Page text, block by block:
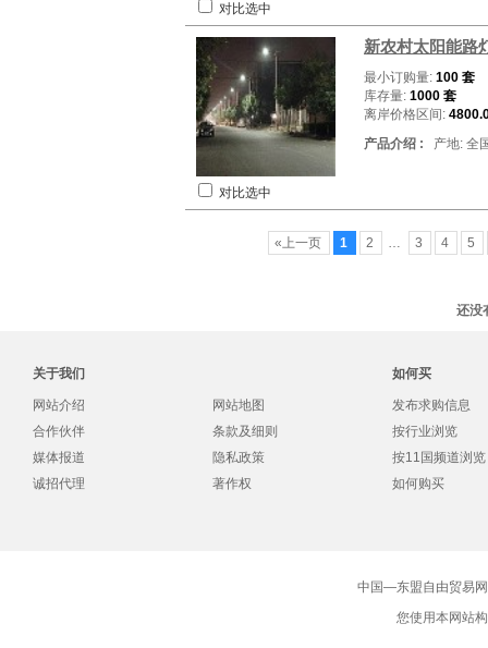
对比选中
新农村太阳能路
最小订购量: 100 套
库存量: 1000 套
离岸价格区间:
产品介绍 : 产地: 全
对比选中
«上一页 1 2 … 3 4 5
还没
关于我们
网站介绍
合作伙伴
媒体报道
诚招代理
网站地图
条款及细则
隐私政策
著作权
如何买
发布求购信息
按行业浏览
按11国频道浏览
如何购买
中国—东盟自由贸易
您使用本网站